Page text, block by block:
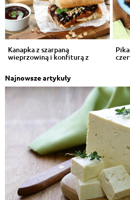
Kanapka z szarpaną
wieprzowiną i konfiturą z
czerwonej cebul...
Najnowsze artykuły